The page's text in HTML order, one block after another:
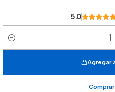
5.0
Cantidad
Agregar
Comprar